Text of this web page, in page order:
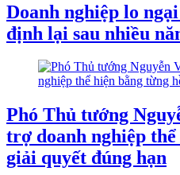
Doanh nghiệp lo
định lại sau nhiều
Phó Thủ tướng
trợ doanh nghiệp
giải quyết đúng hạn